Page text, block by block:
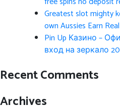
Greatest slot mighty
own Aussies Earn
Pin Up Казино –
вход на зеркало
Recent Comments
Archives